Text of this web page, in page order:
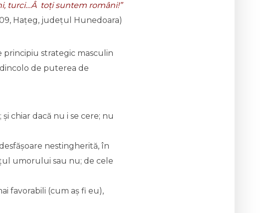
turci…Â toți suntem români!”
Hațeg, județul Hunedoara)
principiu strategic masculin
de puterea de
chiar dacă nu i se cere; nu
nestingherită, în
umorului sau nu; de cele
favorabili (cum aș fi eu),